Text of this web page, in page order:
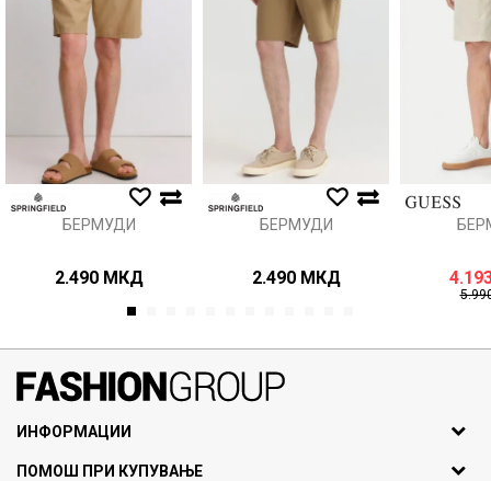
Анти спам заштита - пресметајте колку е 2 + 3 :
ИСПРАТИ
БЕРМУДИ
2.490 МКД
БЕРМУДИ
2.490 МКД
1
ИНФОРМАЦИИ
За нас
ПОМОШ ПРИ КУПУВАЊЕ